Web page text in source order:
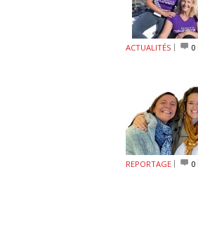
ACTUALITÉS 0
REPORTAGE 0